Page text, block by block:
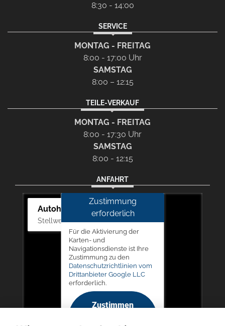
8:30 - 14:00
SERVICE
MONTAG - FREITAG
8:00 - 17:00 Uhr
SAMSTAG
8:00 – 12:15
TEILE-VERKAUF
MONTAG - FREITAG
8:00 - 17:30 Uhr
SAMSTAG
8:00 - 12:15
ANFAHRT
Autohaus Picker
Stellwerk 5, 57368 Lennestadt
Zustimmung
erforderlich
Für die Aktivierung der
Karten- und
Navigationsdienste ist Ihre
Zustimmung zu den
Datenschutzrichtlinien vom
Drittanbieter Google LLC
erforderlich.
Zustimmen